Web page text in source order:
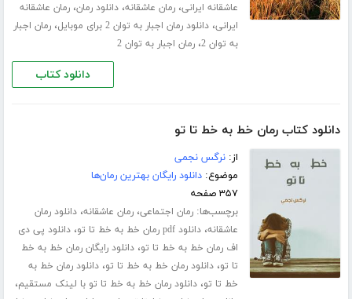
عاشقانه ایرانی،رمان عاشقانه،دانلود رمان،رمان عاشقانه
ایرانی،دانلود رمان اجبار به توان 2 برای موبایل ،رمان اجبار
به توان 2 ،رمان اجبار به توان 2
دانلود کتاب
دانلود کتاب رمان خط به خط تا تو
از:نرگس نجمی
موضوع:دانلود رایگان بهترین رمان‌ها
۳۵۷ صفحه
برچسب‌ها:رمان اجتماعی،رمان عاشقانه،دانلود رمان
عاشقانه،دانلود pdf رمان خط به خط تا تو ،دانلود پی دی
اف رمان خط به خط تا تو،دانلود رایگان رمان خط به خط
تا تو،دانلود رمان خط به خط تا تو،دانلود رمان خط به
خط تا تو،دانلود رمان خط به خط تا تو با لینک مستقیم،